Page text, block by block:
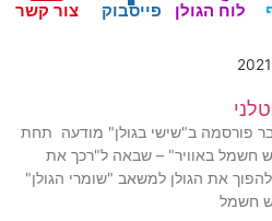
לוח הגולן פייסבוק צור קשר
פורסמה ב"שישי בגולן" מודעה תחת
חשמל באוויר" – שבאה ל"רכך את
את הגולן למשאב "שומרי הגולן"
חשמל